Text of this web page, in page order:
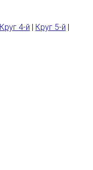
Круг 4-й Круг 5-й